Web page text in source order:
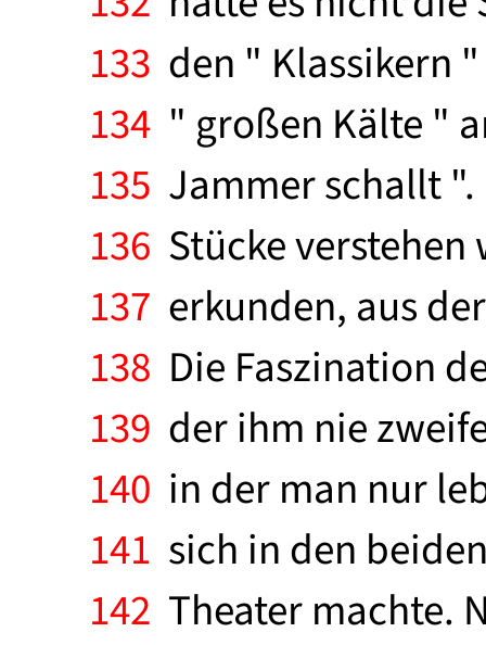
133 den " Klassikern
134 " großen Kälte "
135 Jammer schallt
136 Stücke
137 erkunden, aus
138 Die Faszination
139 der ihm nie
140 in der man nur
141 sich in den
142 Theater machte.